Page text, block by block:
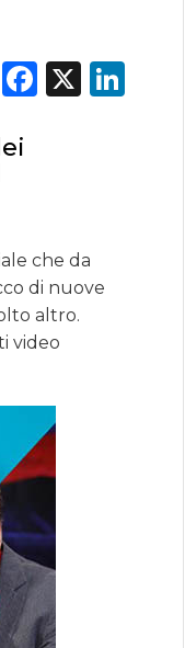
Facebook
X
che da
di nuove
altro.
video